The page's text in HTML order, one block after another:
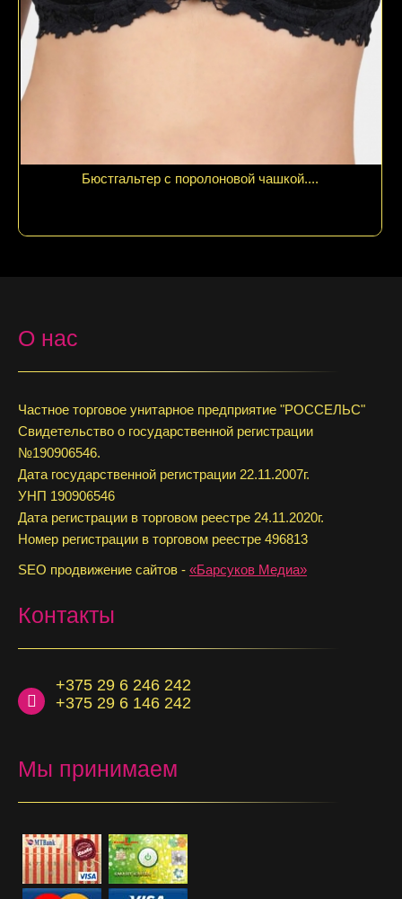
Бюстгальтер с поролоновой чашкой....
О нас
Частное торговое унитарное предприятие "РОССЕЛЬС"
Свидетельство о государственной регистрации
№190906546.
Дата государственной регистрации 22.11.2007г.
УНП 190906546
Дата регистрации в торговом реестре 24.11.2020г.
Номер регистрации в торговом реестре 496813
SEO продвижение сайтов - «Барсуков Медиа»
Контакты
+375 29 6 246 242
+375 29 6 146 242
Мы принимаем